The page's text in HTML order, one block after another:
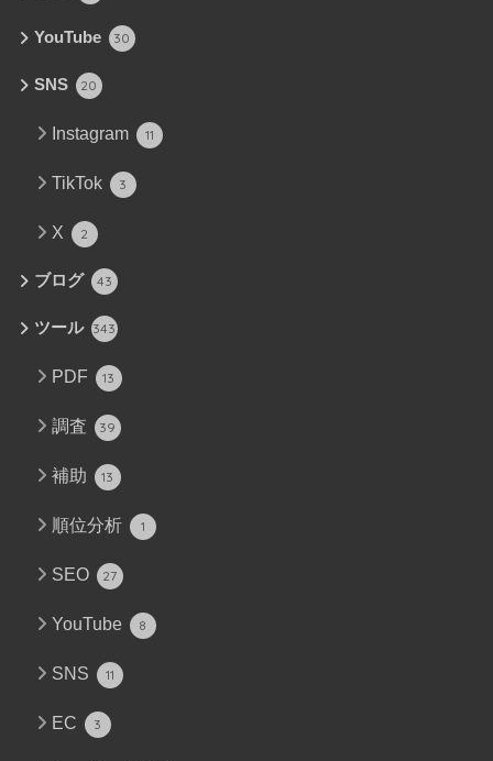
YouTube 30
SNS 20
Instagram 11
TikTok 3
X 2
ブログ 43
ツール 343
PDF 13
調査 39
補助 13
順位分析 1
SEO 27
YouTube 8
SNS 11
EC 3